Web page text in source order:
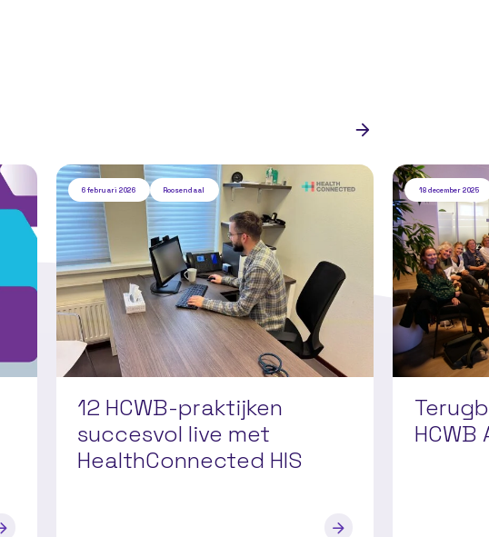
6 februari 2026 Roosendaal
12 HCWB-praktijken
succesvol live met
HealthConnected HIS
18 december 2025